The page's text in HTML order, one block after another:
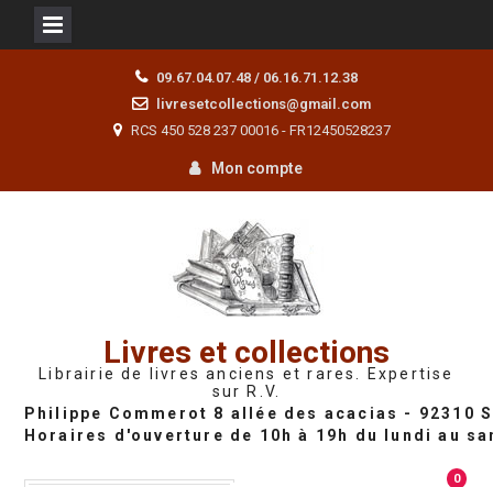
09.67.04.07.48 / 06.16.71.12.38
livresetcollections@gmail.com
RCS 450 528 237 00016 - FR12450528237
Mon compte
Livres et collections
Librairie de livres anciens et rares. Expertise
sur R.V.
0